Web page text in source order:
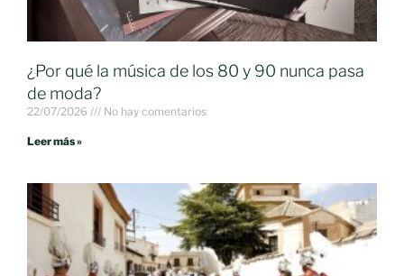
¿Por qué la música de los 80 y 90 nunca pasa
de moda?
22/07/2026 No hay comentarios
Leer más »